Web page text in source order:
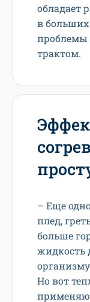
обладает
в
трактом.
– Еще
плед,
больше
жидкость
Но вот